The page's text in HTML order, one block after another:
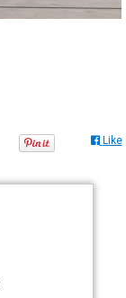
Like